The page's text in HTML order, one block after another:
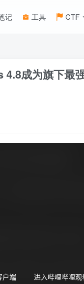
记 工具 CTF
成为旗下最